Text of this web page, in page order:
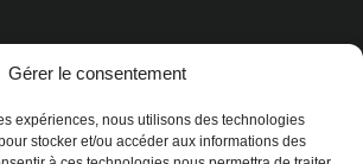
Gérer le consentement
expériences, nous utilisons des technologies
stocker et/ou accéder aux informations des